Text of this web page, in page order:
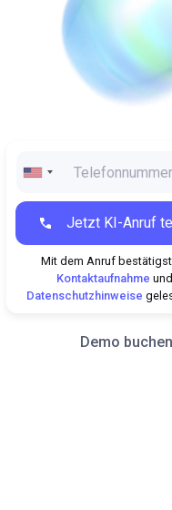
Mit dem Anruf
Kontaktaufnahme
Datenschutzhinweise
Demo buchen